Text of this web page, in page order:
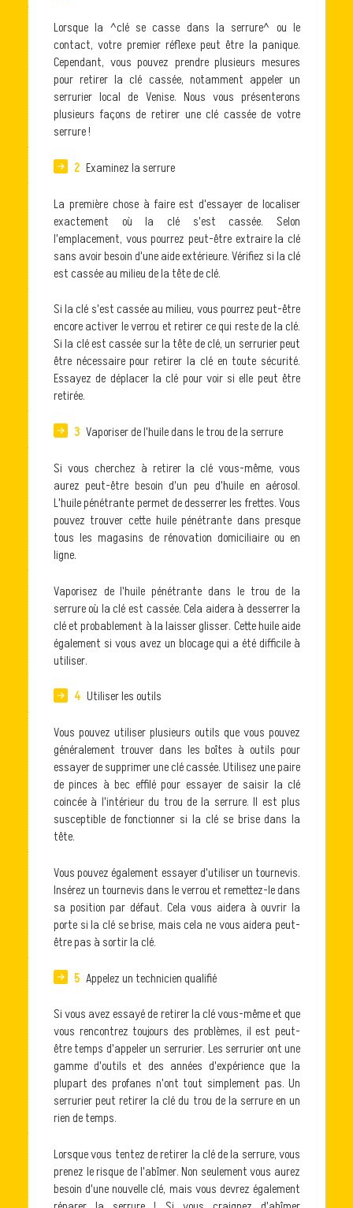
Lorsque la ^clé se casse dans la serrure^ ou le
contact, votre premier réflexe peut être la panique.
Cependant, vous pouvez prendre plusieurs mesures
pour retirer la clé cassée, notamment appeler un
serrurier local de Venise. Nous vous présenterons
plusieurs façons de retirer une clé cassée de votre
serrure !
2 Examinez la serrure
La première chose à faire est d'essayer de localiser
exactement où la clé s'est cassée. Selon
l'emplacement, vous pourrez peut-être extraire la clé
sans avoir besoin d'une aide extérieure. Vérifiez si la clé
est cassée au milieu de la tête de clé.
Si la clé s'est cassée au milieu, vous pourrez peut-être
encore activer le verrou et retirer ce qui reste de la clé.
Si la clé est cassée sur la tête de clé, un serrurier peut
être nécessaire pour retirer la clé en toute sécurité.
Essayez de déplacer la clé pour voir si elle peut être
retirée.
3 Vaporiser de l'huile dans le trou de la serrure
Si vous cherchez à retirer la clé vous-même, vous
aurez peut-être besoin d'un peu d'huile en aérosol.
L'huile pénétrante permet de desserrer les frettes. Vous
pouvez trouver cette huile pénétrante dans presque
tous les magasins de rénovation domiciliaire ou en
ligne.
Vaporisez de l'huile pénétrante dans le trou de la
serrure où la clé est cassée. Cela aidera à desserrer la
clé et probablement à la laisser glisser. Cette huile aide
également si vous avez un blocage qui a été difficile à
utiliser.
4 Utiliser les outils
Vous pouvez utiliser plusieurs outils que vous pouvez
généralement trouver dans les boîtes à outils pour
essayer de supprimer une clé cassée. Utilisez une paire
de pinces à bec effilé pour essayer de saisir la clé
coincée à l'intérieur du trou de la serrure. Il est plus
susceptible de fonctionner si la clé se brise dans la
tête.
Vous pouvez également essayer d'utiliser un tournevis.
Insérez un tournevis dans le verrou et remettez-le dans
sa position par défaut. Cela vous aidera à ouvrir la
porte si la clé se brise, mais cela ne vous aidera peut-
être pas à sortir la clé.
5 Appelez un technicien qualifié
Si vous avez essayé de retirer la clé vous-même et que
vous rencontrez toujours des problèmes, il est peut-
être temps d'appeler un serrurier. Les serrurier ont une
gamme d'outils et des années d'expérience que la
plupart des profanes n'ont tout simplement pas. Un
serrurier peut retirer la clé du trou de la serrure en un
rien de temps.
Lorsque vous tentez de retirer la clé de la serrure, vous
prenez le risque de l'abîmer. Non seulement vous aurez
besoin d'une nouvelle clé, mais vous devrez également